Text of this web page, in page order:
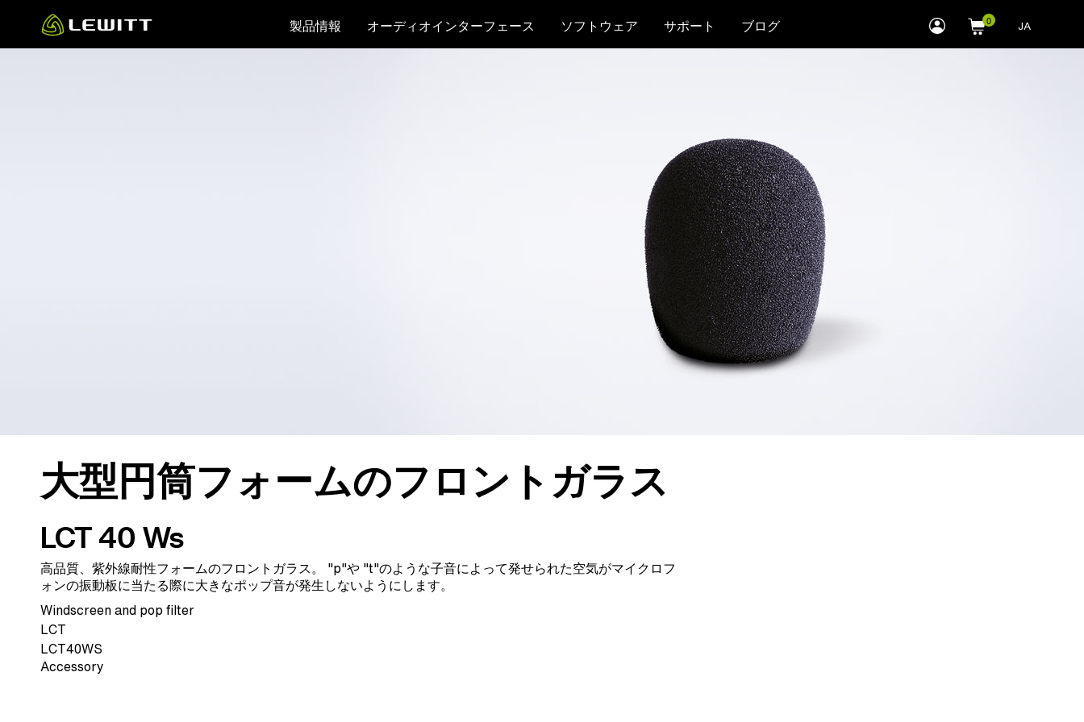
main
製品情報 オーディオインターフェース ソフトウェア サポート ブログ myLEWITT
Account
JA
大型円筒フォームのフロントガラス
LCT 40 Ws
高品質、紫外線耐性フォームのフロントガラス。 "p"や "t"のような子音によって発せられた空気がマイクロフ
ォンの振動板に当たる際に大きなポップ音が発生しないようにします。
Windscreen and pop filter
LCT
LCT40WS
Accessory